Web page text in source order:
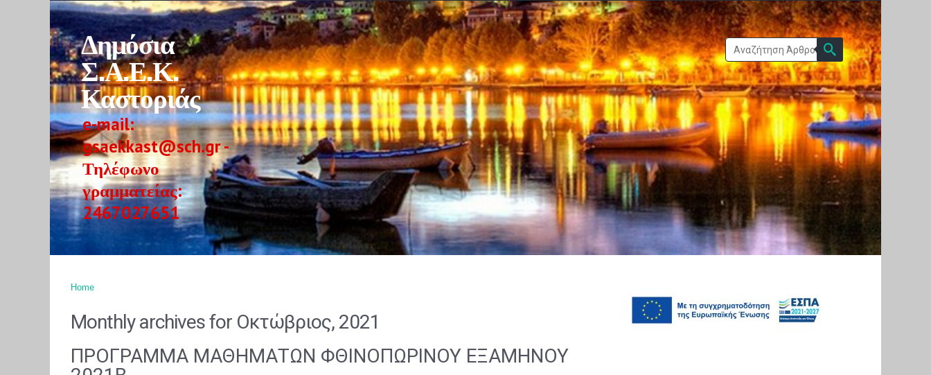
Δημόσια
Σ.Α.Ε.Κ.
Καστοριάς
e-mail:
gsaekkast@sch.gr -
Τηλέφωνο
γραμματείας:
2467027651
Home
Monthly archives for Οκτώβριος, 2021
ΠΡΟΓΡΑΜΜΑ ΜΑΘΗΜΑΤΩΝ ΦΘΙΝΟΠΩΡΙΝΟΥ ΕΞΑΜΗΝΟΥ